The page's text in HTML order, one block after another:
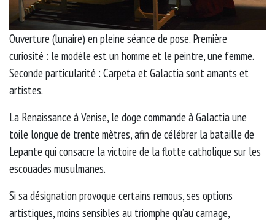
Ouverture (lunaire) en pleine séance de pose. Première
curiosité : le modèle est un homme et le peintre, une femme.
Seconde particularité : Carpeta et Galactia sont amants et
artistes.
La Renaissance à Venise, le doge commande à Galactia une
toile longue de trente mètres, afin de célébrer la bataille de
Lepante qui consacre la victoire de la flotte catholique sur les
escouades musulmanes.
Si sa désignation provoque certains remous, ses options
artistiques, moins sensibles au triomphe qu’au carnage,